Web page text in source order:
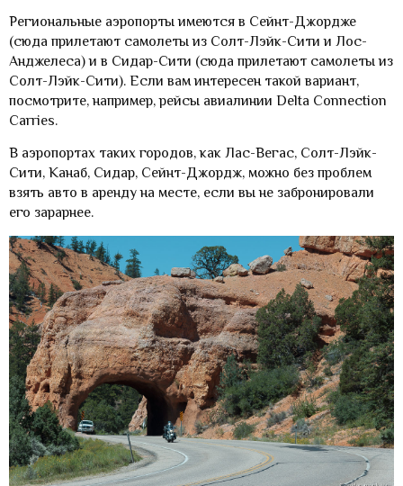
Региональные аэропорты имеются в Сейнт-Джордже
(сюда прилетают самолеты из Солт-Лэйк-Сити и Лос-
Анджелеса) и в Сидар-Сити (сюда прилетают самолеты из
Солт-Лэйк-Сити). Если вам интересен такой вариант,
посмотрите, например, рейсы авиалинии Delta Connection
Carries.
В аэропортах таких городов, как Лас-Вегас, Солт-Лэйк-
Сити, Канаб, Сидар, Сейнт-Джордж, можно без проблем
взять авто в аренду на месте, если вы не забронировали
его зарарнее.